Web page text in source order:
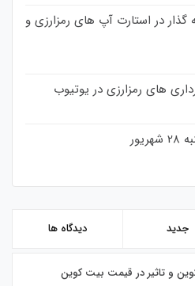
در استارت‌ آپ‌ های رمزارزی و
های رمزارزی در یوتیوب
جدید دیدگاه ها
و تاثیر در قیمت بیت کوین